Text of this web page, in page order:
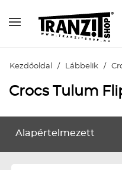
Kezdőoldal / Lábbelik /
Crocs Tulum
LÁBBELIK
Alapértelmezett
Alapértelmezett